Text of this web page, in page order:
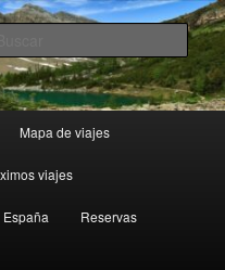
Mapa de viajes
viajes
Reservas